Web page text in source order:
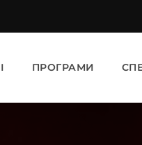
ПРОГРАМИ